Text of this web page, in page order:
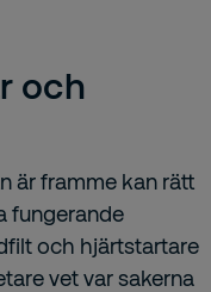
och
är framme kan rätt
fungerande
och hjärtstartare
vet var sakerna